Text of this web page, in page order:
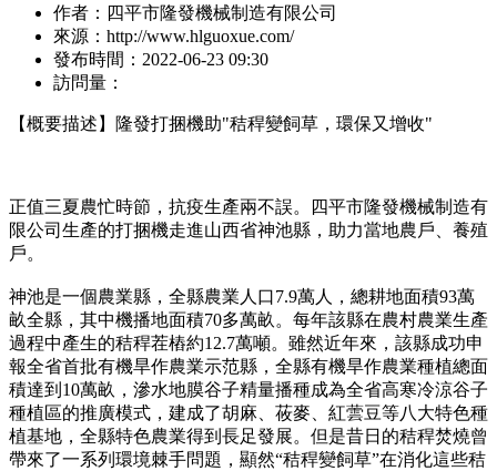
作者： 四平市隆發機械制造有限公司
來源： http://www.hlguoxue.com/
發布時間： 2022-06-23 09:30
訪問量：
【概要描述】 隆發打捆機助"秸稈變飼草，環保又增收"
正值三夏農忙時節，抗疫生產兩不誤。四平市隆發機械制造有
限公司生產的打捆機走進山西省神池縣，助力當地農戶、養殖
戶。
神池是一個農業縣，全縣農業人口7.9萬人，總耕地面積93萬
畝全縣，其中機播地面積70多萬畝。每年該縣在農村農業生產
過程中產生的秸稈茬樁約12.7萬噸。雖然近年來，該縣成功申
報全省首批有機旱作農業示范縣，全縣有機旱作農業種植總面
積達到10萬畝，滲水地膜谷子精量播種成為全省高寒冷涼谷子
種植區的推廣模式，建成了胡麻、莜麥、紅蕓豆等八大特色種
植基地，全縣特色農業得到長足發展。但是昔日的秸稈焚燒曾
帶來了一系列環境棘手問題，顯然“秸稈變飼草”在消化這些秸